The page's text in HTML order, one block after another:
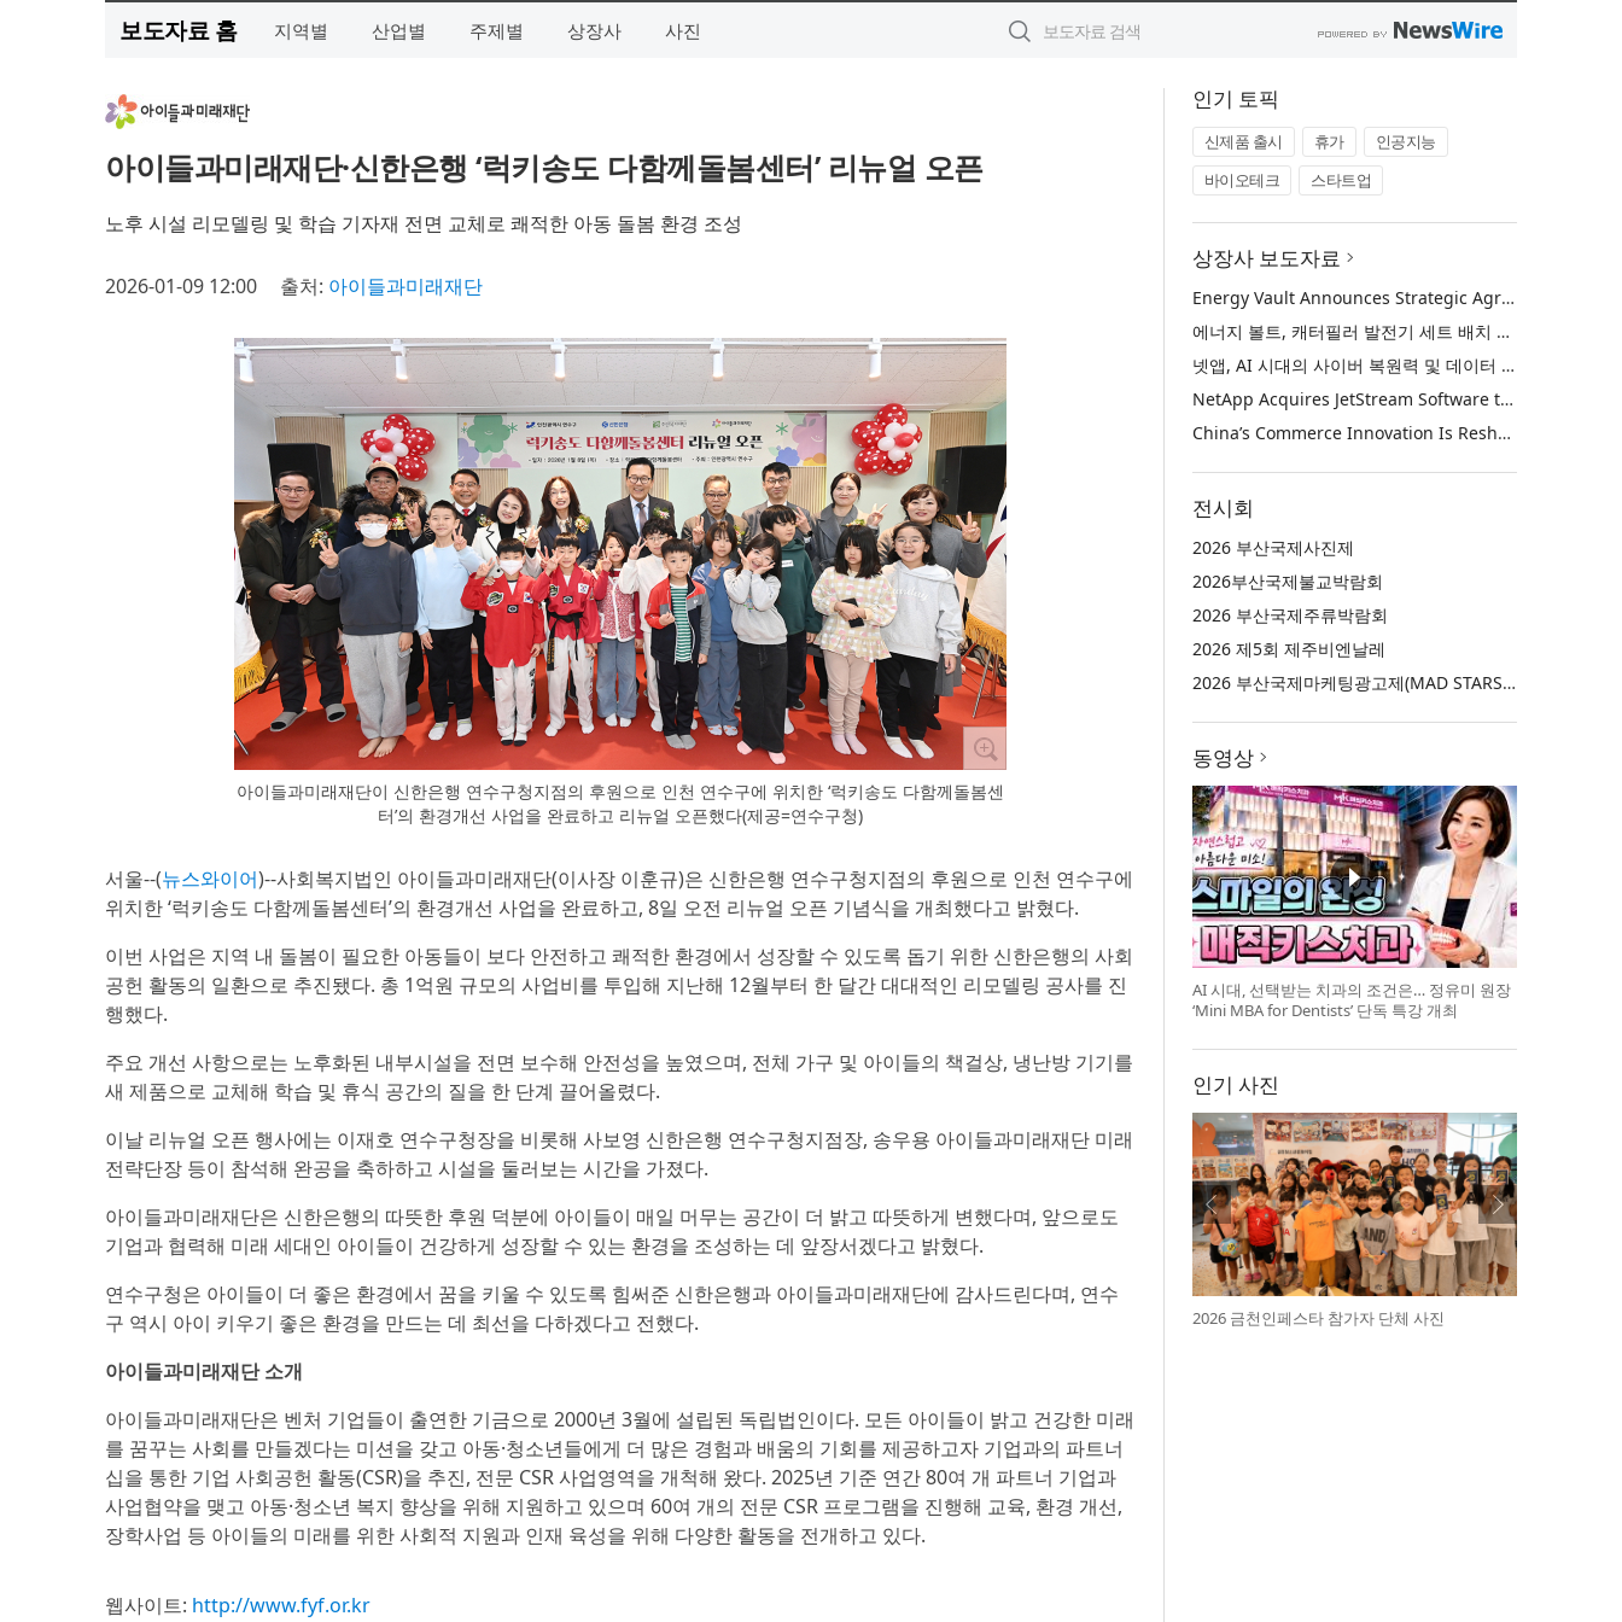
보도자료 홈 지역별 산업별 주제별 상장사 사진
아이들과미래재단·신한은행 ‘럭키송도 다함께돌봄센터’ 리뉴얼 오픈
노후 시설 리모델링 및 학습 기자재 전면 교체로 쾌적한 아동 돌봄 환경 조성
2026-01-09 12:00 출처: 아이들과미래재단
아이들과미래재단이 신한은행 연수구청지점의 후원으로 인천 연수구에 위치한 ‘럭키송도 다함께돌봄센
터’의 환경개선 사업을 완료하고 리뉴얼 오픈했다(제공=연수구청)
서울--(뉴스와이어)--사회복지법인 아이들과미래재단(이사장 이훈규)은 신한은행 연수구청지점의 후원으로 인천 연수구에
위치한 ‘럭키송도 다함께돌봄센터’의 환경개선 사업을 완료하고, 8일 오전 리뉴얼 오픈 기념식을 개최했다고 밝혔다.
이번 사업은 지역 내 돌봄이 필요한 아동들이 보다 안전하고 쾌적한 환경에서 성장할 수 있도록 돕기 위한 신한은행의 사회
공헌 활동의 일환으로 추진됐다. 총 1억원 규모의 사업비를 투입해 지난해 12월부터 한 달간 대대적인 리모델링 공사를 진
행했다.
주요 개선 사항으로는 노후화된 내부시설을 전면 보수해 안전성을 높였으며, 전체 가구 및 아이들의 책걸상, 냉난방 기기를
새 제품으로 교체해 학습 및 휴식 공간의 질을 한 단계 끌어올렸다.
이날 리뉴얼 오픈 행사에는 이재호 연수구청장을 비롯해 사보영 신한은행 연수구청지점장, 송우용 아이들과미래재단 미래
전략단장 등이 참석해 완공을 축하하고 시설을 둘러보는 시간을 가졌다.
아이들과미래재단은 신한은행의 따뜻한 후원 덕분에 아이들이 매일 머무는 공간이 더 밝고 따뜻하게 변했다며, 앞으로도
기업과 협력해 미래 세대인 아이들이 건강하게 성장할 수 있는 환경을 조성하는 데 앞장서겠다고 밝혔다.
연수구청은 아이들이 더 좋은 환경에서 꿈을 키울 수 있도록 힘써준 신한은행과 아이들과미래재단에 감사드린다며, 연수
구 역시 아이 키우기 좋은 환경을 만드는 데 최선을 다하겠다고 전했다.
아이들과미래재단 소개
아이들과미래재단은 벤처 기업들이 출연한 기금으로 2000년 3월에 설립된 독립법인이다. 모든 아이들이 밝고 건강한 미래
를 꿈꾸는 사회를 만들겠다는 미션을 갖고 아동·청소년들에게 더 많은 경험과 배움의 기회를 제공하고자 기업과의 파트너
십을 통한 기업 사회공헌 활동(CSR)을 추진, 전문 CSR 사업영역을 개척해 왔다. 2025년 기준 연간 80여 개 파트너 기업과
사업협약을 맺고 아동·청소년 복지 향상을 위해 지원하고 있으며 60여 개의 전문 CSR 프로그램을 진행해 교육, 환경 개선,
장학사업 등 아이들의 미래를 위한 사회적 지원과 인재 육성을 위해 다양한 활동을 전개하고 있다.
웹사이트: http://www.fyf.or.kr
인기 토픽
신제품 출시 휴가
인공지능
바이오테크
스타트업
상장사 보도자료
Energy Vault Announces Strategic Agreement to Deploy 1.25 GW of Integrated Power Infrastructure for Hyperscaler AI Data Center with Leading Power Generation EPC Deploying Caterpillar Gensets
에너지 볼트, 캐터필러 발전기 세트 배치 중인 선도적인 발전 EPC를 통해 하이퍼스케일러 AI 데이터센터를 위한 1.25 GW 통합 전력 인프라 구축을 위한 전략적 계약 체결
넷앱, AI 시대의 사이버 복원력 및 데이터 보호 강화를 위해 젯스트림 소프트웨어 인수
NetApp Acquires JetStream Software to Advance Cyber Resilience and Data Protection for the AI Era
China’s Commerce Innovation Is Reshaping Global Retail
전시회
2026 부산국제사진제
2026부산국제불교박람회
2026 부산국제주류박람회
2026 제5회 제주비엔날레
2026 부산국제마케팅광고제(MAD STARS 2026)
동영상
AI 시대, 선택받는 치과의 조건은… 정유미 원장
‘Mini MBA for Dentists’ 단독 특강 개최
인기 사진
2026 금천인페스타 참가자 단체 사진